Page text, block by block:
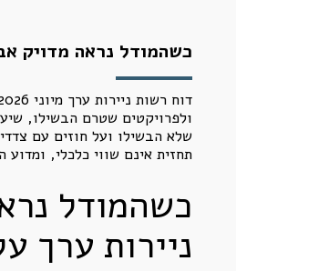
כשהמודל נראה מדויק
ולפרויקטים שטרם הבשילו,
שלא הבשילו ועל חוזים עם
תחזית אינם שווי כלכלי, ומדוע
כשהמודל
ניירות ערך